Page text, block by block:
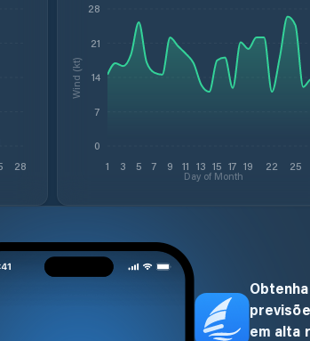
28 1 3 5 7 9 11 13 15 17 19 22 25
Day of Month
0
7
14
21
28
Wind (kt)
em alta